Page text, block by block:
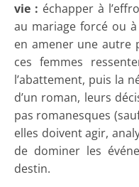
vie : échapper à
au mariage forcé ou
en amener une autre
ces femmes
l’abattement, puis la
d’un roman, leurs
pas romanesques
elles doivent agir,
de dominer les
destin.